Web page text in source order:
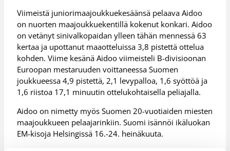
Viimeistä juniorimaajoukkuekesäänsä pelaava Aidoo
on nuorten maajoukkuekentillä kokenut konkari. Aidoo
on vetänyt sinivalkopaidan ylleen tähän mennessä 63
kertaa ja upottanut maaotteluissa 3,8 pistettä ottelua
kohden. Viime kesänä Aidoo viimeisteli B-divisioonan
Euroopan mestaruuden voittaneessa Suomen
joukkueessa 4,9 pistettä, 2,1 levypalloa, 1,6 syöttöä ja
1,6 riistoa 17,1 minuutin ottelukohtaisella peliajalla.
Aidoo on nimetty myös Suomen 20-vuotiaiden miesten
maajoukkueen pelaajarinkiin. Suomi isännöi ikäluokan
EM-kisoja Helsingissä 16.-24. heinäkuuta.